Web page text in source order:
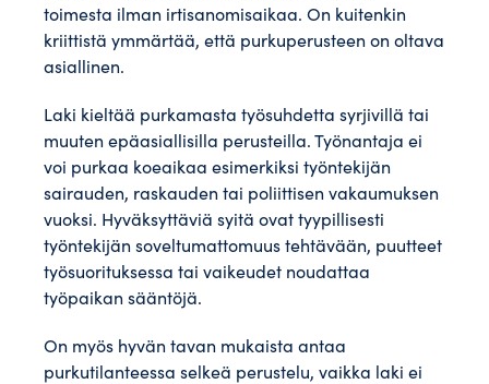
toimesta ilman irtisanomisaikaa. On kuitenkin
kriittistä ymmärtää, että purkuperusteen on oltava
asiallinen.
Laki kieltää purkamasta työsuhdetta syrjivillä tai
muuten epäasiallisilla perusteilla. Työnantaja ei
voi purkaa koeaikaa esimerkiksi työntekijän
sairauden, raskauden tai poliittisen vakaumuksen
vuoksi. Hyväksyttäviä syitä ovat tyypillisesti
työntekijän soveltumattomuus tehtävään, puutteet
työsuorituksessa tai vaikeudet noudattaa
työpaikan sääntöjä.
On myös hyvän tavan mukaista antaa
purkutilanteessa selkeä perustelu, vaikka laki ei